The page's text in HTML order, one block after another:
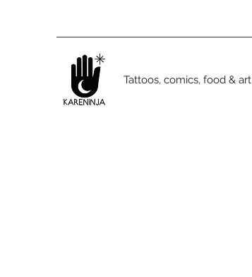
Tattoos, comics, food & art